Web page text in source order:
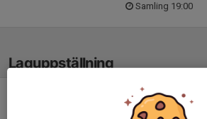
Samling 19:00
Laguppställning
Ingen uppställning ifylld